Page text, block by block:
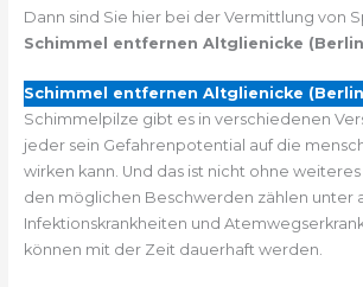
Dann sind Sie hier bei der Vermittlung von
Schimmel entfernen Altglienicke
Schimmel entfernen Altglienicke
Schimmelpilze gibt es in verschiedenen
jeder sein Gefahrenpotential auf die
wirken kann. Und das ist nicht ohne
den möglichen Beschwerden zählen unter
Infektionskrankheiten und
können mit der Zeit dauerhaft werden.